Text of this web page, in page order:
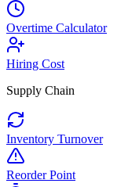
Overtime Calculator
Hiring Cost
Supply Chain
Inventory Turnover
Reorder Point